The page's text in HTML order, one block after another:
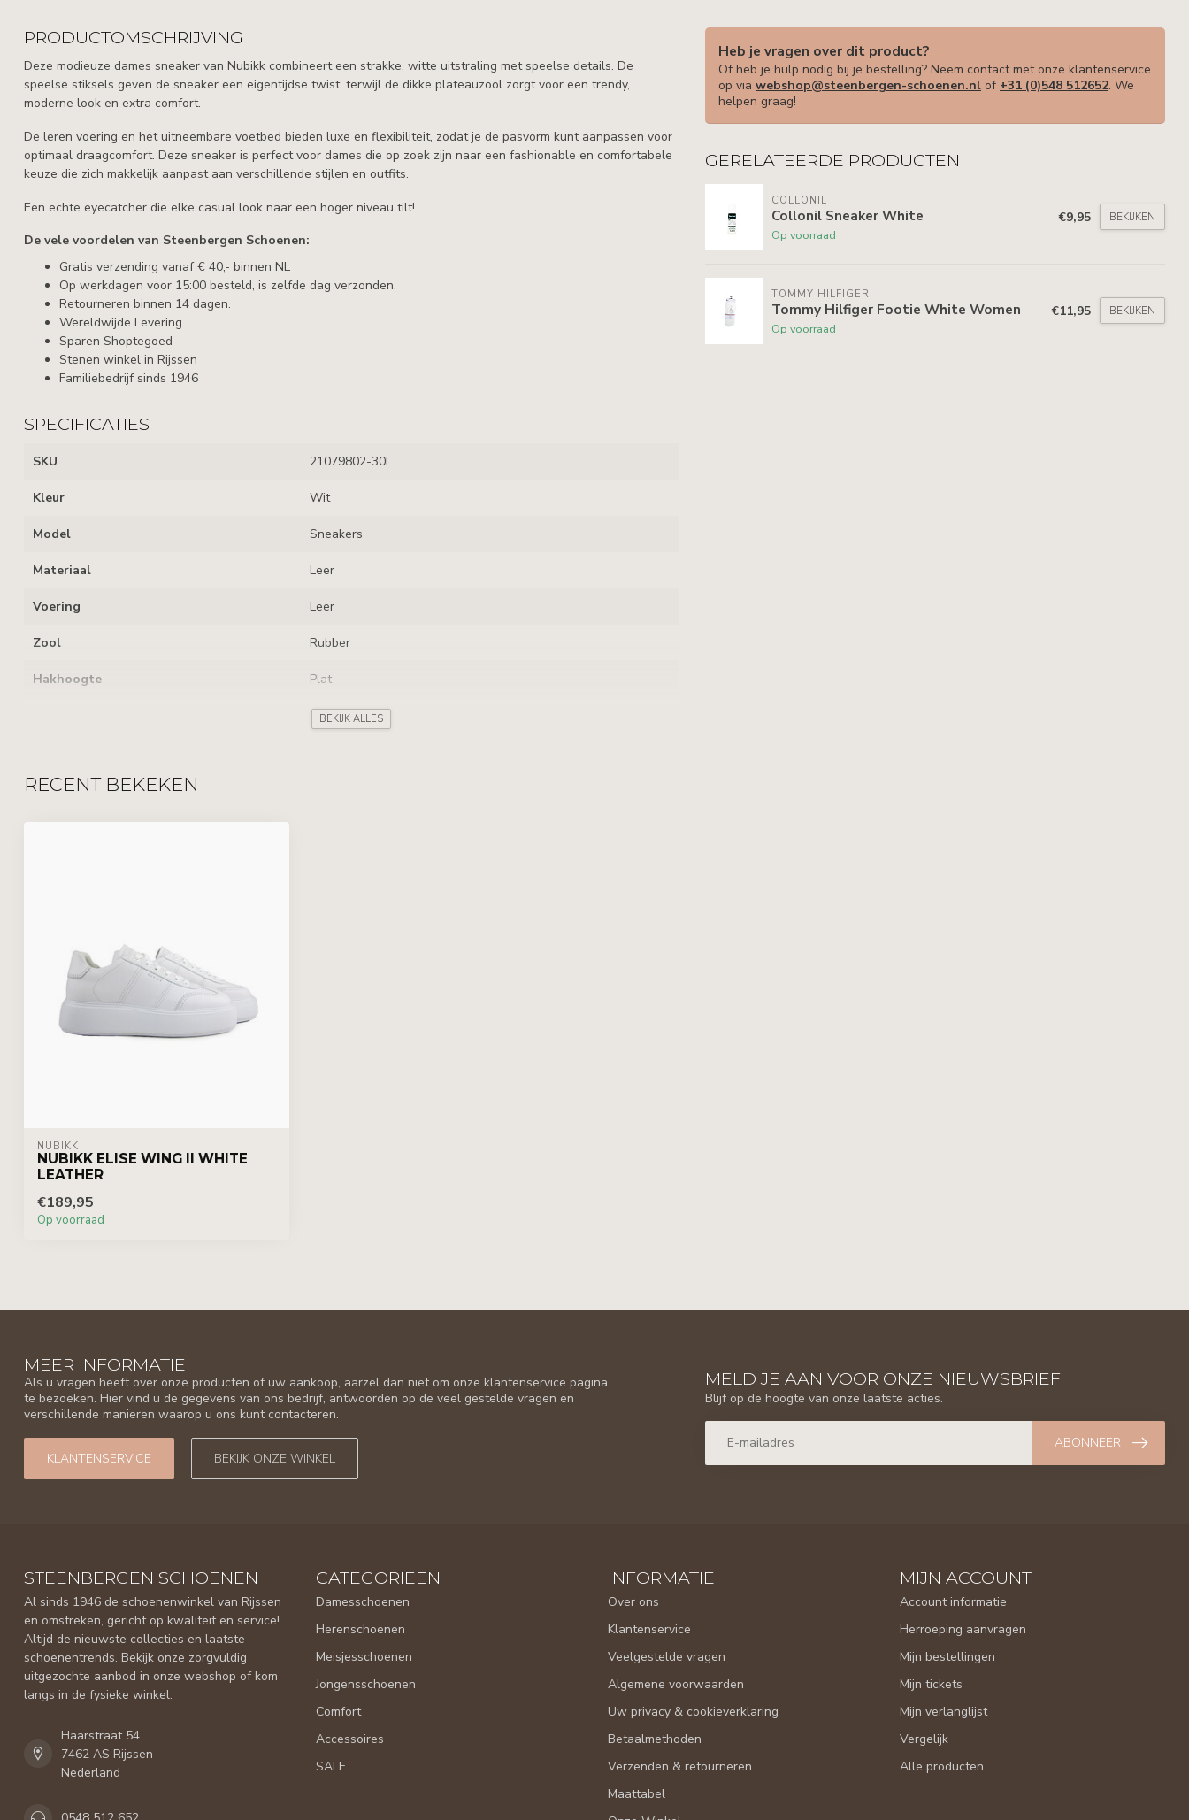
PRODUCTOMSCHRIJVING
Deze modieuze dames sneaker van Nubikk combineert een strakke, witte uitstraling met speelse details. De
speelse stiksels geven de sneaker een eigentijdse twist, terwijl de dikke plateauzool zorgt voor een trendy,
moderne look en extra comfort.
De leren voering en het uitneembare voetbed bieden luxe en flexibiliteit, zodat je de pasvorm kunt aanpassen voor
optimaal draagcomfort. Deze sneaker is perfect voor dames die op zoek zijn naar een fashionable en comfortabele
keuze die zich makkelijk aanpast aan verschillende stijlen en outfits.
Een echte eyecatcher die elke casual look naar een hoger niveau tilt!
De vele voordelen van Steenbergen Schoenen:
Gratis verzending vanaf € 40,- binnen NL
Op werkdagen voor 15:00 besteld, is zelfde dag verzonden.
Retourneren binnen 14 dagen.
Wereldwijde Levering
Sparen Shoptegoed
Stenen winkel in Rijssen
Familiebedrijf sinds 1946
SPECIFICATIES
SKU 21079802-30L
Kleur Wit
Model Sneakers
Materiaal Leer
Voering Leer
Zool Rubber
Hakhoogte Plat
Kenmerken
Leverancierscode
BEKIJK ALLES
Heb je vragen over dit product?
Of heb je hulp nodig bij je bestelling? Neem contact met onze klantenservice
op via webshop@steenbergen-schoenen.nl of +31 (0)548 512652. We
helpen graag!
GERELATEERDE PRODUCTEN
COLLONIL
Collonil Sneaker White
Op voorraad
€9,95 BEKIJKEN
TOMMY HILFIGER
Tommy Hilfiger Footie White Women
Op voorraad
€11,95 BEKIJKEN
RECENT BEKEKEN
NUBIKK
NUBIKK ELISE WING II WHITE
LEATHER
€189,95
Op voorraad
MEER INFORMATIE
Als u vragen heeft over onze producten of uw aankoop, aarzel dan niet om onze klantenservice pagina
te bezoeken. Hier vind u de gegevens van ons bedrijf, antwoorden op de veel gestelde vragen en
verschillende manieren waarop u ons kunt contacteren.
KLANTENSERVICE BEKIJK ONZE WINKEL
MELD JE AAN VOOR ONZE NIEUWSBRIEF
Blijf op de hoogte van onze laatste acties.
ABONNEER
STEENBERGEN SCHOENEN
Al sinds 1946 de schoenenwinkel van Rijssen
en omstreken, gericht op kwaliteit en service!
Altijd de nieuwste collecties en laatste
schoenentrends. Bekijk onze zorgvuldig
uitgezochte aanbod in onze webshop of kom
langs in de fysieke winkel.
Haarstraat 54
7462 AS Rijssen
Nederland
CATEGORIEËN
Damesschoenen
Herenschoenen
Meisjesschoenen
Jongensschoenen
Comfort
Accessoires
SALE
INFORMATIE
Over ons
Klantenservice
Veelgestelde vragen
Algemene voorwaarden
Uw privacy & cookieverklaring
Betaalmethoden
Verzenden & retourneren
Maattabel
MIJN ACCOUNT
Account informatie
Herroeping aanvragen
Mijn bestellingen
Mijn tickets
Mijn verlanglijst
Vergelijk
Alle producten